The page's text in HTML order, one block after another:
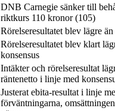
DNB Carnegie sänker till
riktkurs 110 kronor (105)
Rörelseresultatet blev lägre
Rörelseresultatet blev klart
konsensus
Intäkter och rörelseresultat
räntenetto i linje med
Justerat ebita-resultat i linje
förväntningarna,